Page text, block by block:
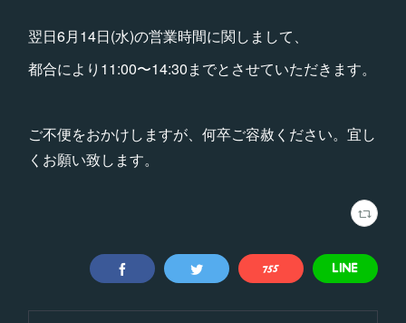
翌日6月14日(水)の営業時間に関しまして、
都合により11:00〜14:30までとさせていただきます。
ご不便をおかけしますが、何卒ご容赦ください。宜し
くお願い致します。